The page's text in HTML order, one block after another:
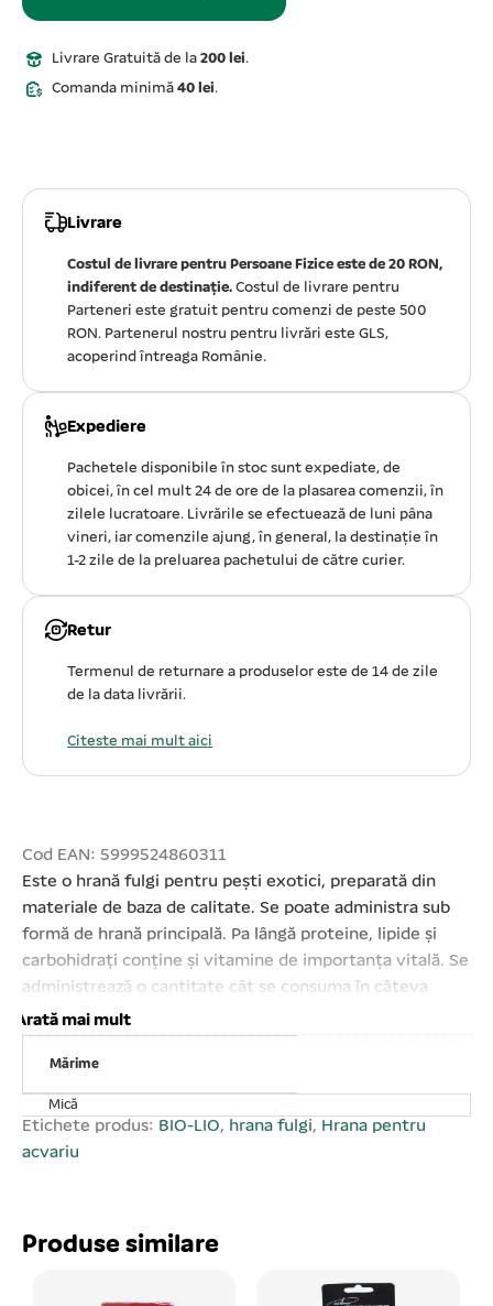
Livrare Gratuită de la 200 lei.
Comanda minimă 40 lei.
Livrare
Costul de livrare pentru Persoane Fizice este de 20 RON,
indiferent de destinație. Costul de livrare pentru
Parteneri este gratuit pentru comenzi de peste 500
RON. Partenerul nostru pentru livrări este GLS,
acoperind întreaga Românie.
Expediere
Pachetele disponibile în stoc sunt expediate, de
obicei, în cel mult 24 de ore de la plasarea comenzii, în
zilele lucratoare. Livrările se efectuează de luni pâna
vineri, iar comenzile ajung, în general, la destinație în
1-2 zile de la preluarea pachetului de către curier.
Retur
Termenul de returnare a produselor este de 14 de zile
de la data livrării.
Citeste mai mult aici
Cod EAN: 5999524860311
Este o hrană fulgi pentru pești exotici, preparată din
materiale de baza de calitate. Se poate administra sub
formă de hrană principală. Pa lângă proteine, lipide și
carbohidrați conține și vitamine de importanța vitală. Se
administrează o cantitate cât se consuma în câteva
minute. A se evita supradozarea. Interzis consumului
uman. Ingrediente: grâu de pește, diferite cereale
(38%), alge, coloranți naturali, vitamine, etc. . . ;
Compoziție: Substanța uscată 90 % Proteină crudă min.
40 %.
Arată mai mult
Mărime
Mică
Etichete produs: BIO-LIO, hrana fulgi, Hrana pentru
acvariu
Produse similare